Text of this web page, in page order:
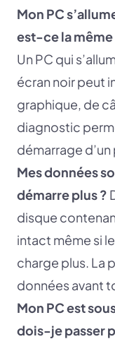
Mon PC
est-ce la même
Un PC qui
écran noir peut
graphique, de
diagnostic
démarrage
Mes données
démarre plus ?
disque
intact même si
charge plus. La
données avant
Mon PC est
dois-je passer